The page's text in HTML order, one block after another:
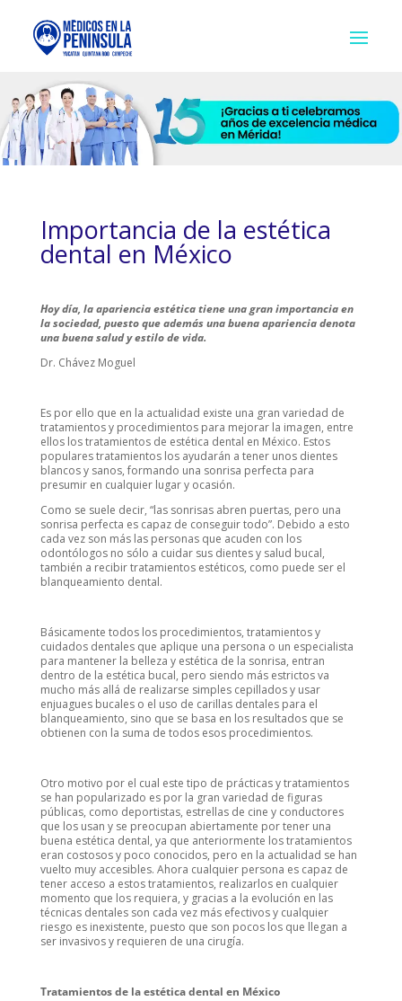
Importancia de la estética
dental en México
Hoy día, la apariencia estética tiene una gran importancia en
la sociedad, puesto que además una buena apariencia denota
una buena salud y estilo de vida.
Dr. Chávez Moguel
Es por ello que en la actualidad existe una gran variedad de
tratamientos y procedimientos para mejorar la imagen, entre
ellos los tratamientos de estética dental en México. Estos
populares tratamientos los ayudarán a tener unos dientes
blancos y sanos, formando una sonrisa perfecta para
presumir en cualquier lugar y ocasión.
Como se suele decir, “las sonrisas abren puertas, pero una
sonrisa perfecta es capaz de conseguir todo”. Debido a esto
cada vez son más las personas que acuden con los
odontólogos no sólo a cuidar sus dientes y salud bucal,
también a recibir tratamientos estéticos, como puede ser el
blanqueamiento dental.
Básicamente todos los procedimientos, tratamientos y
cuidados dentales que aplique una persona o un especialista
para mantener la belleza y estética de la sonrisa, entran
dentro de la estética bucal, pero siendo más estrictos va
mucho más allá de realizarse simples cepillados y usar
enjuagues bucales o el uso de carillas dentales para el
blanqueamiento, sino que se basa en los resultados que se
obtienen con la suma de todos esos procedimientos.
Otro motivo por el cual este tipo de prácticas y tratamientos
se han popularizado es por la gran variedad de figuras
públicas, como deportistas, estrellas de cine y conductores
que los usan y se preocupan abiertamente por tener una
buena estética dental, ya que anteriormente los tratamientos
eran costosos y poco conocidos, pero en la actualidad se han
vuelto muy accesibles. Ahora cualquier persona es capaz de
tener acceso a estos tratamientos, realizarlos en cualquier
momento que los requiera, y gracias a la evolución en las
técnicas dentales son cada vez más efectivos y cualquier
riesgo es inexistente, puesto que son pocos los que llegan a
ser invasivos y requieren de una cirugía.
Tratamientos de la estética dental en México